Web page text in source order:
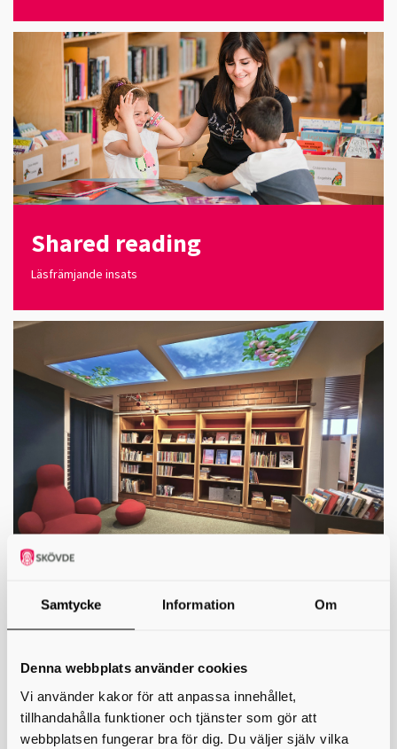
Samtycke Information Om
Denna webbplats använder cookies
Vi använder kakor för att anpassa innehållet,
tillhandahålla funktioner och tjänster som gör att
webbplatsen fungerar bra för dig. Du väljer själv vilka
Shared reading
Läsfrämjande insats
Äppelrummet
För dig med funktionsnedsättning